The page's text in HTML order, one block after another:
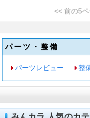
<< 前の5
パーツ・整備
パーツレビュー 整